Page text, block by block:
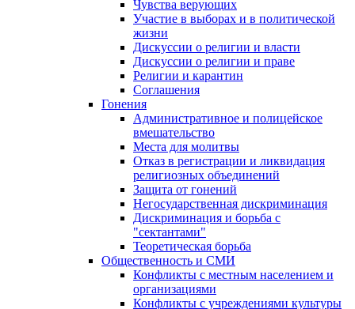
Чувства верующих
Участие в выборах и в политической
жизни
Дискуссии о религии и власти
Дискуссии о религии и праве
Религии и карантин
Соглашения
Гонения
Административное и полицейское
вмешательство
Места для молитвы
Отказ в регистрации и ликвидация
религиозных объединений
Защита от гонений
Негосударственная дискриминация
Дискриминация и борьба с
"сектантами"
Теоретическая борьба
Общественность и СМИ
Конфликты с местным населением и
организациями
Конфликты с учреждениями культуры